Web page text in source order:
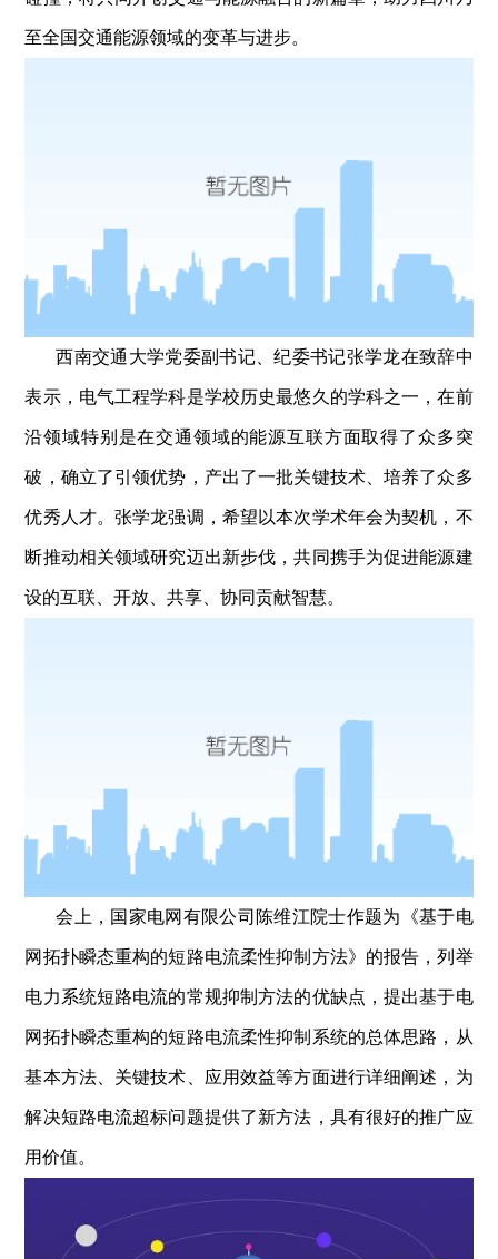
至全国交通能源领域的变革与进步。
西南交通大学党委副书记、纪委书记张学龙在致辞中
表示，电气工程学科是学校历史最悠久的学科之一，在前
沿领域特别是在交通领域的能源互联方面取得了众多突
破，确立了引领优势，产出了一批关键技术、培养了众多
优秀人才。张学龙强调，希望以本次学术年会为契机，不
断推动相关领域研究迈出新步伐，共同携手为促进能源建
设的互联、开放、共享、协同贡献智慧。
会上，国家电网有限公司陈维江院士作题为《基于电
网拓扑瞬态重构的短路电流柔性抑制方法》的报告，列举
电力系统短路电流的常规抑制方法的优缺点，提出基于电
网拓扑瞬态重构的短路电流柔性抑制系统的总体思路，从
基本方法、关键技术、应用效益等方面进行详细阐述，为
解决短路电流超标问题提供了新方法，具有很好的推广应
用价值。